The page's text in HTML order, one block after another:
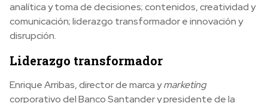
analítica y toma de decisiones; contenidos, creatividad y
comunicación; liderazgo transformador e innovación y
disrupción.
Liderazgo transformador
Enrique Arribas, director de marca ymarketing
corporativo del Banco Santander y presidente de la